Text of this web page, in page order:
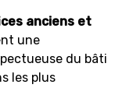
anciens et
une
du bâti
les plus